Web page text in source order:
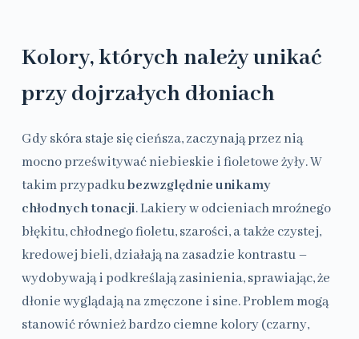
Kolory, których należy unikać
przy dojrzałych dłoniach
Gdy skóra staje się cieńsza, zaczynają przez nią
mocno prześwitywać niebieskie i fioletowe żyły. W
takim przypadkubezwzględnie unikamy
chłodnych tonacji. Lakiery w odcieniach mroźnego
błękitu, chłodnego fioletu, szarości, a także czystej,
kredowej bieli, działają na zasadzie kontrastu –
wydobywają i podkreślają zasinienia, sprawiając, że
dłonie wyglądają na zmęczone i sine. Problem mogą
stanowić również bardzo ciemne kolory (czarny,